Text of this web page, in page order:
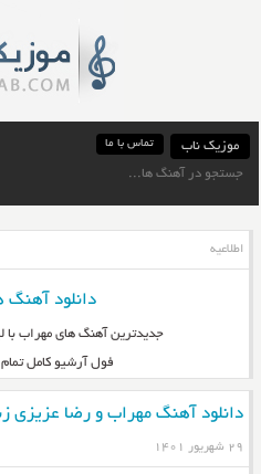
موزیک ناب تماس با ما
اطلاعیه
دانلود آهنگ
جدیدترین آهنگ های مهراب با
فول آرشیو کامل
دانلود آهنگ مهراب و رضا عزیزی
۲۹ شهریور ۱۴۰۱